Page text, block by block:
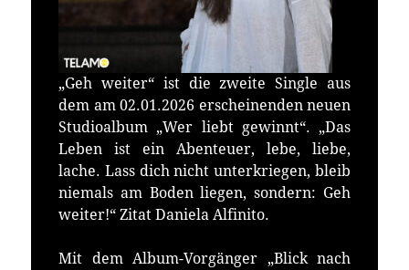
„Geh weiter“ ist die zweite Single aus
dem am 02.01.2026 erscheinenden neuen
Studioalbum „Wer liebt gewinnt“. „Das
Leben ist ein Abenteuer, lebe, liebe,
lache. Lass dich nicht unterkriegen, bleib
niemals am Boden liegen, sondern: Geh
weiter!“ Zitat Daniela Alfinito.
Mit dem Album-Vorgänger „Blick nach